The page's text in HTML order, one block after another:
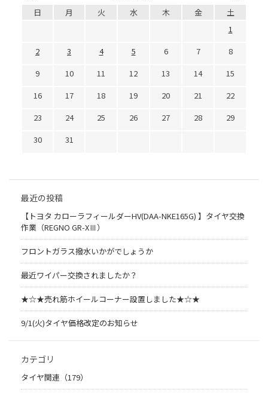
日 月 火 水 木 金
土
1
2
3 4 5 6 7
8
9
10 11 12 13 14
15
16
17 18 19 20 21
22
23
24 25 26 27 28
29
30
31
最近の投稿
【トヨタ カローラフィールダーHV(DAA-NKE165G) 】タイヤ交換
作業（REGNO GR-XⅢ）
フロントガラス撥水いかがでしょうか
最近ワイパー交換されましたか？
★☆★売れ筋ホイールコーナー設置しました★☆★
9/1(火)タイヤ価格改定のお知らせ
カテゴリ
タイヤ関連（179）